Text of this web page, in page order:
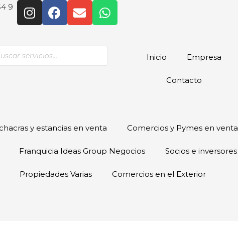
9
Inicio Empresa
Contacto
y estancias en venta Comercios y Pymes en venta
Franquicia Ideas Group Negocios Socios e inversores
Propiedades Varias Comercios en el Exterior